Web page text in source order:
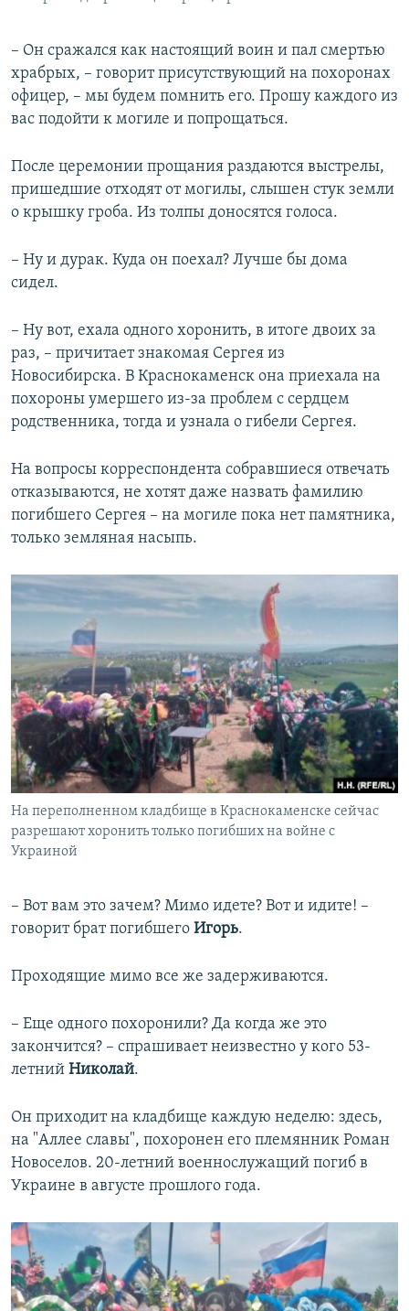
– Он сражался как настоящий воин и пал смертью
храбрых, – говорит присутствующий на похоронах
офицер, – мы будем помнить его. Прошу каждого из
вас подойти к могиле и попрощаться.
После церемонии прощания раздаются выстрелы,
пришедшие отходят от могилы, слышен стук земли
о крышку гроба. Из толпы доносятся голоса.
– Ну и дурак. Куда он поехал? Лучше бы дома
сидел.
– Ну вот, ехала одного хоронить, в итоге двоих за
раз, – причитает знакомая Сергея из
Новосибирска. В Краснокаменск она приехала на
похороны умершего из-за проблем с сердцем
родственника, тогда и узнала о гибели Сергея.
На вопросы корреспондента собравшиеся отвечать
отказываются, не хотят даже назвать фамилию
погибшего Сергея – на могиле пока нет памятника,
только земляная насыпь.
На переполненном кладбище в Краснокаменске сейчас
разрешают хоронить только погибших на войне с
Украиной
– Вот вам это зачем? Мимо идете? Вот и идите! –
говорит брат погибшего Игорь.
Проходящие мимо все же задерживаются.
– Еще одного похоронили? Да когда же это
закончится? – спрашивает неизвестно у кого 53-
летний Николай.
Он приходит на кладбище каждую неделю: здесь,
на "Аллее славы", похоронен его племянник Роман
Новоселов. 20-летний военнослужащий погиб в
Украине в августе прошлого года.